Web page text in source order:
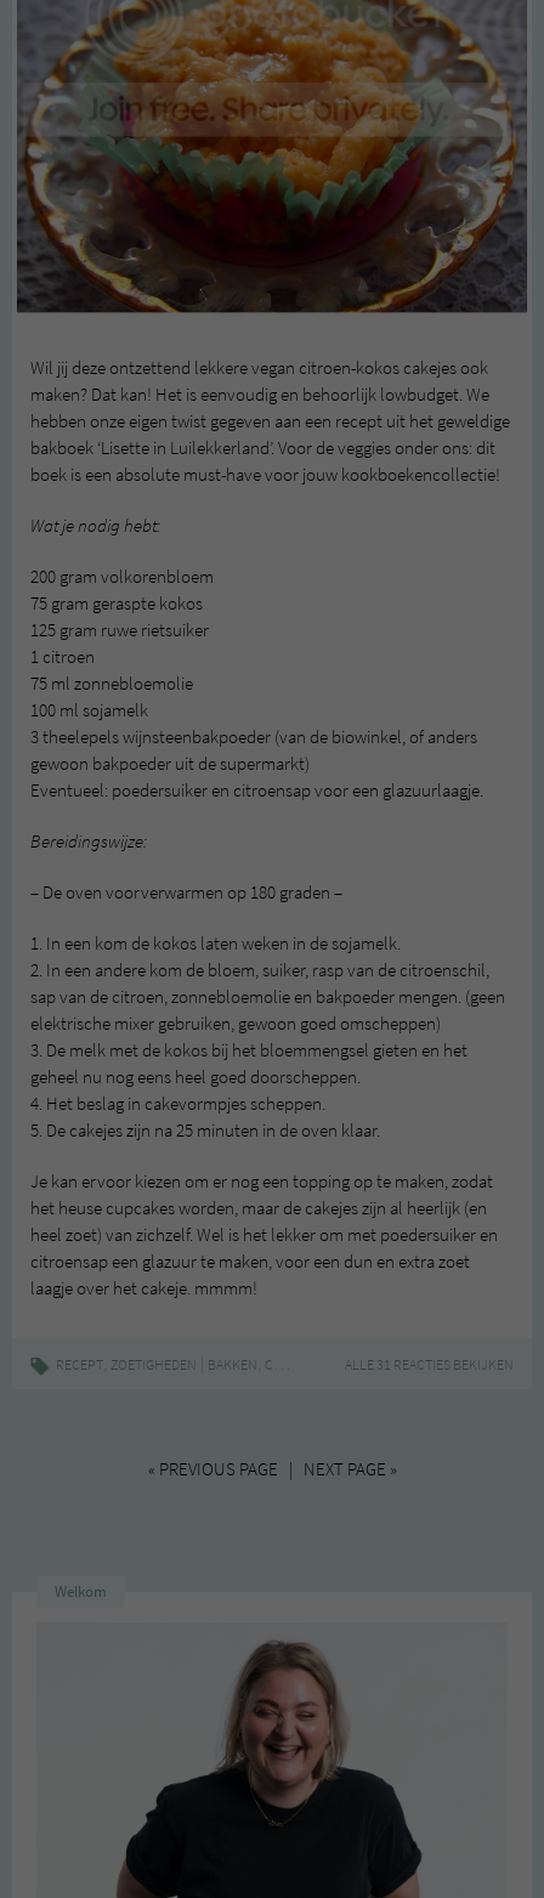
Wil jij deze ontzettend lekkere vegan citroen-kokos cakejes ook
maken? Dat kan! Het is eenvoudig en behoorlijk lowbudget. We
hebben onze eigen twist gegeven aan een recept uit het geweldige
bakboek ‘Lisette in Luilekkerland’. Voor de veggies onder ons: dit
boek is een absolute must-have voor jouw kookboekencollectie!
Wat je nodig hebt:
200 gram volkorenbloem
75 gram geraspte kokos
125 gram ruwe rietsuiker
1 citroen
75 ml zonnebloemolie
100 ml sojamelk
3 theelepels wijnsteenbakpoeder (van de biowinkel, of anders
gewoon bakpoeder uit de supermarkt)
Eventueel: poedersuiker en citroensap voor een glazuurlaagje.
Bereidingswijze:
– De oven voorverwarmen op 180 graden –
1. In een kom de kokos laten weken in de sojamelk.
2. In een andere kom de bloem, suiker, rasp van de citroenschil,
sap van de citroen, zonnebloemolie en bakpoeder mengen. (geen
elektrische mixer gebruiken, gewoon goed omscheppen)
3. De melk met de kokos bij het bloemmengsel gieten en het
geheel nu nog eens heel goed doorscheppen.
4. Het beslag in cakevormpjes scheppen.
5. De cakejes zijn na 25 minuten in de oven klaar.
Je kan ervoor kiezen om er nog een topping op te maken, zodat
het heuse cupcakes worden, maar de cakejes zijn al heerlijk (en
heel zoet) van zichzelf. Wel is het lekker om met poedersuiker en
citroensap een glazuur te maken, voor een dun en extra zoet
laagje over het cakeje. mmmm!
RECEPT, ZOETIGHEDEN BAKKEN, CAKEJES CITROEN,VEGAN
ALLE 31 REACTIES BEKIJKEN
« PREVIOUS PAGE | NEXT PAGE »
Welkom